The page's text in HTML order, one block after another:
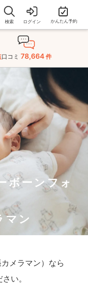
検索 ログイン かんたん予約
口コミ 78,664 件
ボーンフォ
マン
メラマン）なら
い。